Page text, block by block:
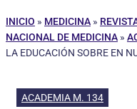
INICIO » MEDICINA »
NACIONAL DE MEDICINA »
LA EDUCACIÓN SOBRE EN
ACADEMIA M. 134